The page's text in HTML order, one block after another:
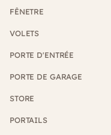
FÊNETRE
VOLETS
PORTE D'ENTRÉE
PORTE DE GARAGE
STORE
PORTAILS